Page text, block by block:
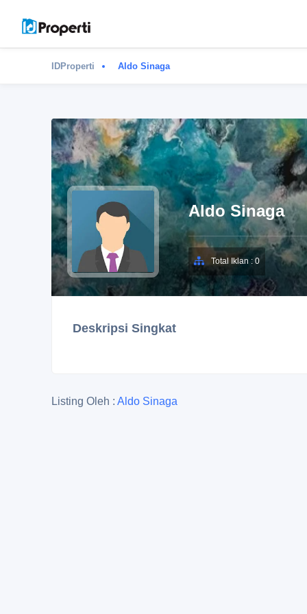
IDProperti Aldo Sinaga
Aldo Sinaga
Total Iklan : 0
Deskripsi Singkat
Listing Oleh : Aldo Sinaga